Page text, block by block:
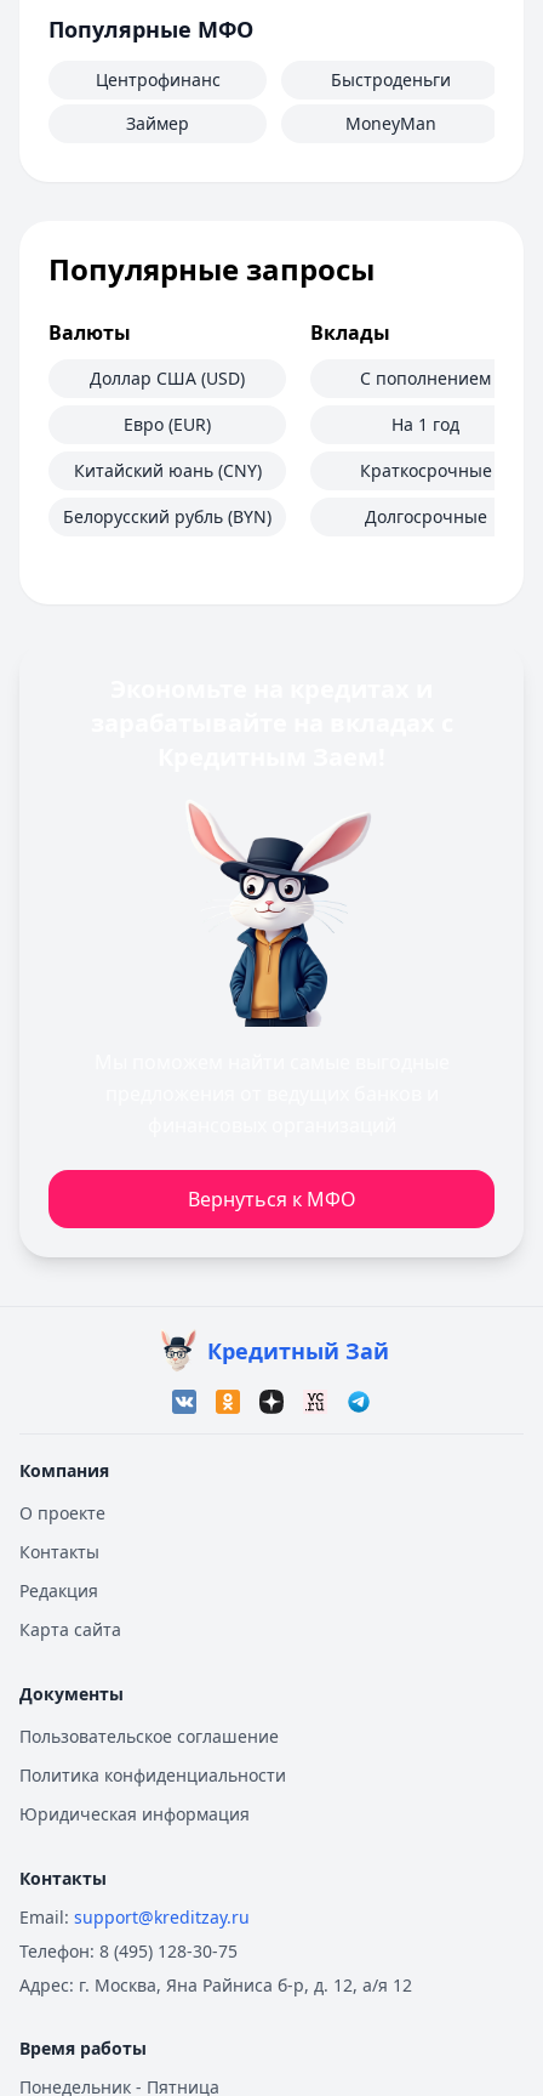
Популярные МФО
Центрофинанс
Займер
Быстроденьги
MoneyMan
Популярные запросы
Валюты
Доллар США (USD)
Евро (EUR)
Китайский юань (CNY)
Белорусский рубль (BYN)
Вклады
С пополнением
На 1 год
Краткосрочные
Долгосрочные
Вернуться к МФО
Кредитный Зай
Компания
О проекте
Контакты
Редакция
Карта сайта
Документы
Пользовательское соглашение
Политика конфиденциальности
Юридическая информация
Контакты
Email: support@kreditzay.ru
Телефон: 8 (495) 128-30-75
Адрес: г. Москва, Яна Райниса б-р, д. 12, а/я 12
Время работы
Понедельник - Пятница